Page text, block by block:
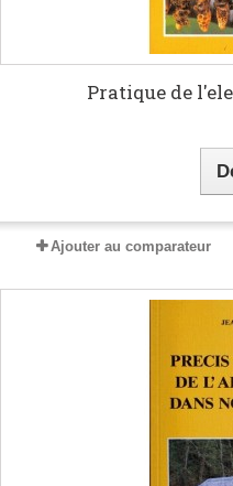
Pratique de
Ajouter au comparateur